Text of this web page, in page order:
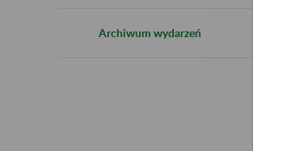
Archiwum wydarzeń